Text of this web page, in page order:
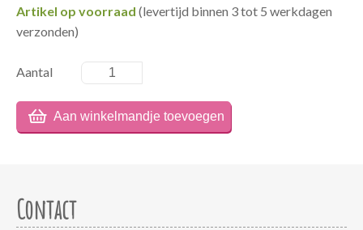
Artikel op voorraad (levertijd binnen 3 tot 5 werkdagen
verzonden)
Aantal
Contact